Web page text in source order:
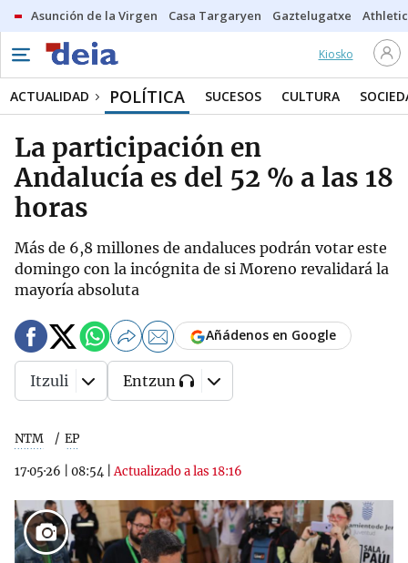
Asunción de la Virgen Casa Targaryen Gaztelugatxe Athletic
Kiosko
ACTUALIDAD POLÍTICA SUCESOS CULTURA
La participación en
Andalucía es del 52 % a las 18
horas
Más de 6,8 millones de andaluces podrán votar este
domingo con la incógnita de si Moreno revalidará la
mayoría absoluta
NTM EP
17·05·26 08:54 |Actualizado a las 18:16
Añádenos en Google
Itzuli Entzun